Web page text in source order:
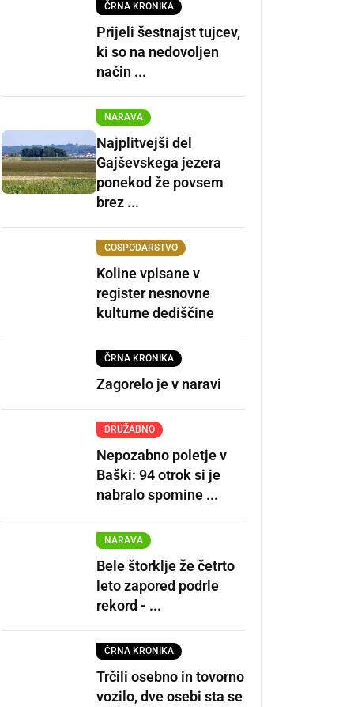
ČRNA KRONIKA
Prijeli šestnajst tujcev,
ki so na nedovoljen
način ...
NARAVA
Najplitvejši del
Gajševskega jezera
ponekod že povsem
brez ...
GOSPODARSTVO
Koline vpisane v
register nesnovne
kulturne dediščine
ČRNA KRONIKA
Zagorelo je v naravi
DRUŽABNO
Nepozabno poletje v
Baški: 94 otrok si je
nabralo spomine ...
NARAVA
Bele štorklje že četrto
leto zapored podrle
rekord - ...
ČRNA KRONIKA
Trčili osebno in tovorno
vozilo, dve osebi sta se